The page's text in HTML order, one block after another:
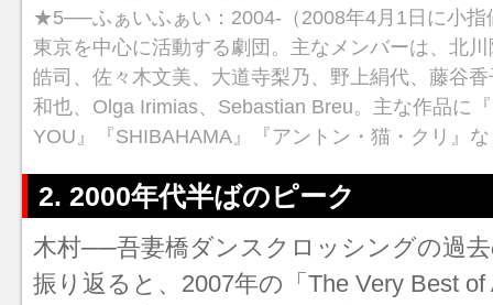
★5──ふぁいふぁい：2004-（2008年4月1日に小指
東京を中心に活動する劇団。主なメンバーは、北
皓司、佐々木文美、大道寺梨乃、野上絹代、藤谷
和也、Olga Irimias、Sebastian Breu。主な作品に
YOU』『SHIBAHAMA』『アントン・猫・クリ』
2. 2000年代半ばのピーク
木村──吾妻橋ダンスクロッシングの過
振り返ると、2007年の「The Very Best